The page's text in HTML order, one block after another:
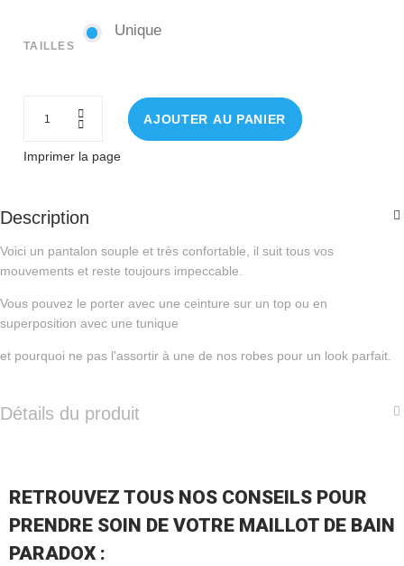
TAILLES
UniqueUnique
AJOUTER AU PANIER
Imprimer la page
Description
Voici un pantalon souple et très confortable, il suit tous vos
mouvements et reste toujours impeccable.
Vous pouvez le porter avec une ceinture sur un top ou en
superposition avec une tunique
et pourquoi ne pas l'assortir à une de nos robes pour un look parfait.
Détails du produit
RETROUVEZ TOUS NOS CONSEILS POUR
PRENDRE SOIN DE VOTRE MAILLOT DE BAIN
PARADOX :